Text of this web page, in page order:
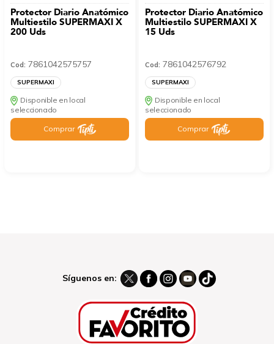
Protector Diario Anatómico
Multiestilo SUPERMAXI X
200 Uds
Cod: 7861042575757
SUPERMAXI
Disponible en local
seleccionado
Comprar
Protector Diario Anatómico
Multiestilo SUPERMAXI X
15 Uds
Cod: 7861042576792
SUPERMAXI
Disponible en local
seleccionado
Comprar
Síguenos en: